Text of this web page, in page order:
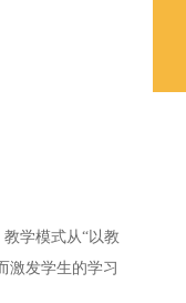
学模式从“以教
激发学生的学习